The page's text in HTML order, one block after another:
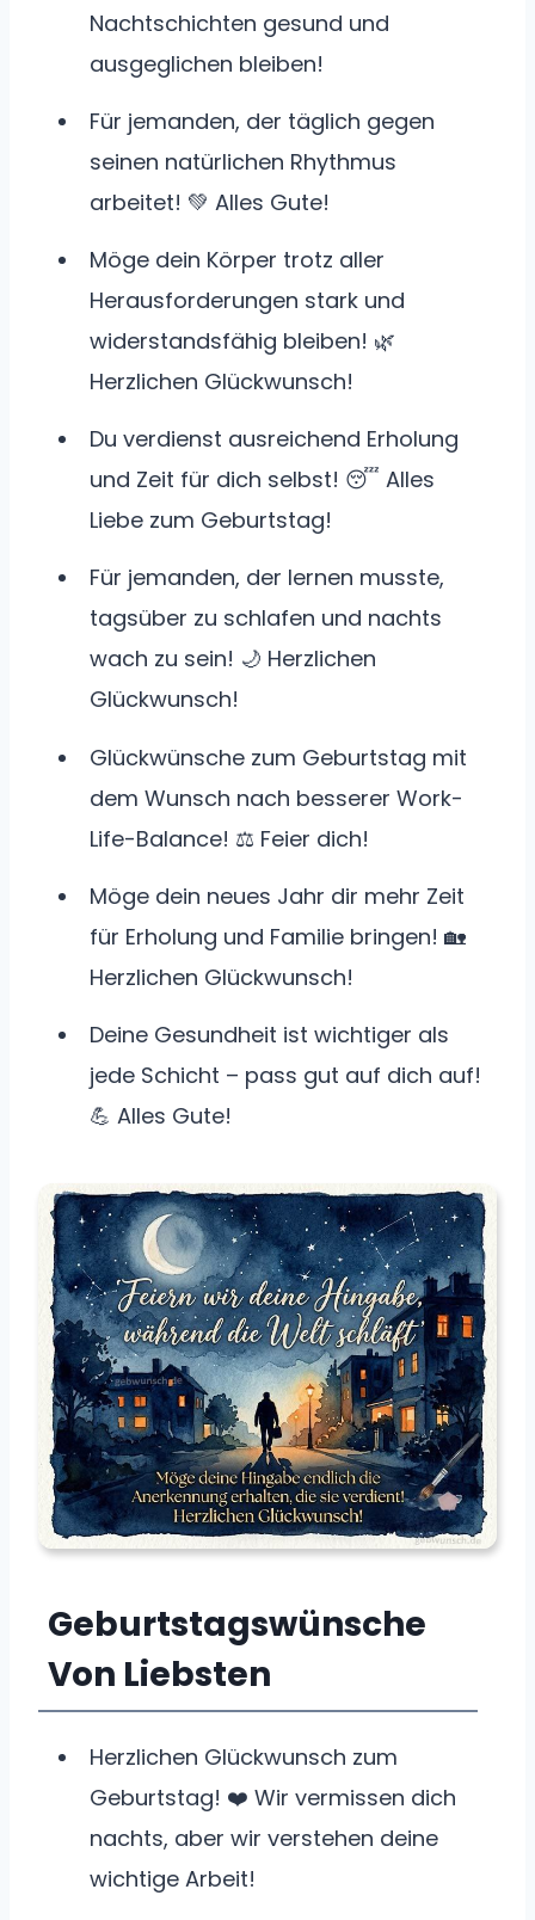
Nachtschichten gesund und
ausgeglichen bleiben!
Für jemanden, der täglich gegen
seinen natürlichen Rhythmus
arbeitet! 💚 Alles Gute!
Möge dein Körper trotz aller
Herausforderungen stark und
widerstandsfähig bleiben! 🌿
Herzlichen Glückwunsch!
Du verdienst ausreichend Erholung
und Zeit für dich selbst! 😴 Alles
Liebe zum Geburtstag!
Für jemanden, der lernen musste,
tagsüber zu schlafen und nachts
wach zu sein! 🌙 Herzlichen
Glückwunsch!
Glückwünsche zum Geburtstag mit
dem Wunsch nach besserer Work-
Life-Balance! ⚖️ Feier dich!
Möge dein neues Jahr dir mehr Zeit
für Erholung und Familie bringen! 🏡
Herzlichen Glückwunsch!
Deine Gesundheit ist wichtiger als
jede Schicht – pass gut auf dich auf!
💪 Alles Gute!
Geburtstagswünsche
Von Liebsten
Herzlichen Glückwunsch zum
Geburtstag! ❤️ Wir vermissen dich
nachts, aber wir verstehen deine
wichtige Arbeit!